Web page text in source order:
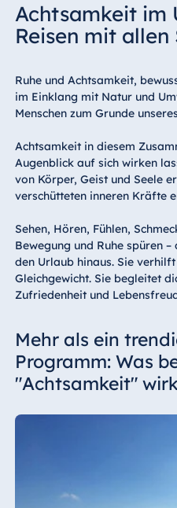
Achtsamkeit im
Reisen mit allen
Ruhe und Achtsamkeit,
im Einklang mit Natur und
Menschen zum Grunde
Achtsamkeit in diesem
Augenblick auf sich wirken
von Körper, Geist und Seele
verschütteten inneren Kräfte
Sehen, Hören, Fühlen,
Bewegung und Ruhe spüren
den Urlaub hinaus. Sie
Gleichgewicht. Sie begleitet
Zufriedenheit und
Mehr als ein
Programm: Was
"Achtsamkeit"